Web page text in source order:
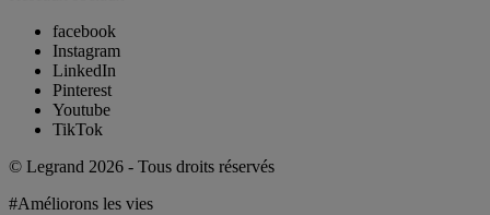
facebook
Instagram
LinkedIn
Pinterest
Youtube
TikTok
© Legrand 2026 - Tous droits réservés
#Améliorons les vies